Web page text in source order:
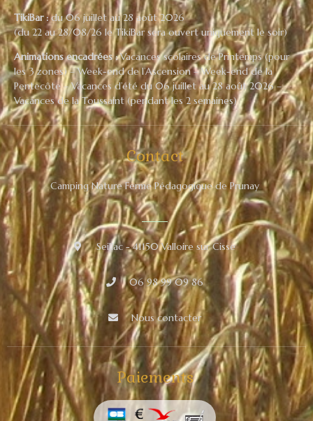
TikiBar :du 06 juillet au 28 août 2026
(du 22 au 28/08/26 le TikiBar sera ouvert uniquement le soir)
Animations encadrées :Vacances scolaires de Printemps (pour
les 3 zones) – Week-end de l’Ascension – Week-end de la
Pentecôte – Vacances d’été du 06 juillet au 28 août 2026 –
Vacances de la Toussaint (pendant les 2 semaines)
Contact
Camping Nature Ferme Pédagogique de Prunay
Seillac - 41150 Valloire sur Cisse
06 98 99 09 86
Nous contacter
Paiements